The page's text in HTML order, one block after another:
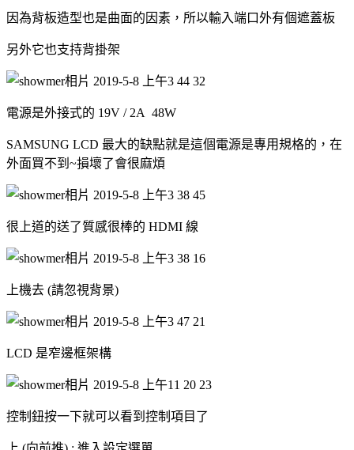
因為背板造型也是曲面的因素，所以輸入端口外有個遮蓋板
另外它也支持背掛架
電源是外接式的 19V / 2A 48W
SAMSUNG LCD 最大的缺點就是這個電源是專用規格的，在
外面買不到~損壞了會很麻煩
很上道的送了質感很棒的 HDMI 線
上機去 (請忽視背景)
LCD 是窄邊框架構
控制鈕按一下就可以看到控制項目了